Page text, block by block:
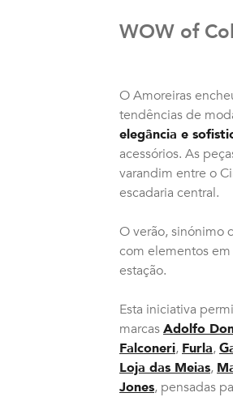
WOW of
O Amoreiras
tendências de
elegância e
acessórios. As
varandim entre o
escadaria central.
O verão, sinónimo
com elementos
estação.
Esta iniciativa
marcasAdolfo
Falconeri, Furla,
Loja das Meias,
Jones, pensadas